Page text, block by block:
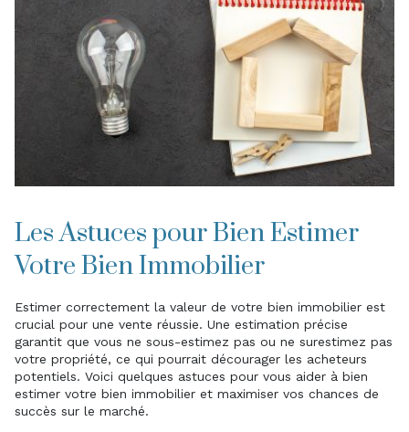
Les Astuces pour Bien Estimer
Votre Bien Immobilier
Estimer correctement la valeur de votre bien immobilier est
crucial pour une vente réussie. Une estimation précise
garantit que vous ne sous-estimez pas ou ne surestimez pas
votre propriété, ce qui pourrait décourager les acheteurs
potentiels. Voici quelques astuces pour vous aider à bien
estimer votre bien immobilier et maximiser vos chances de
succès sur le marché.